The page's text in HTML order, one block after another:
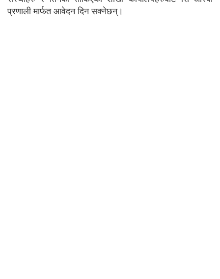
प्रणाली मार्फत आवेदन दिन सक्नेछन्।